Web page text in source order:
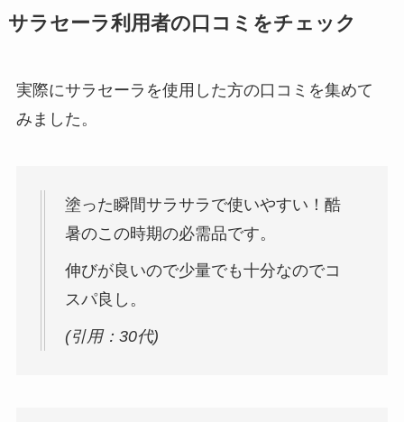
サラセーラ利用者の口コミをチェック
実際にサラセーラを使用した方の口コミを集めて
みました。
塗った瞬間サラサラで使いやすい！酷
暑のこの時期の必需品です。
伸びが良いので少量でも十分なのでコ
スパ良し。
(引用：30代)